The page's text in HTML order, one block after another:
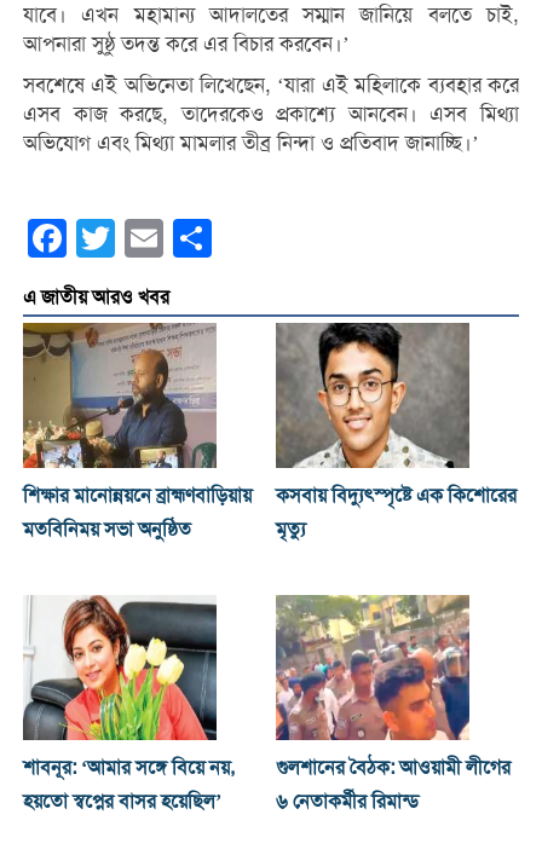
যাবে। এখন মহামান্য আদালতের সম্মান জানিয়ে বলতে চাই,
আপনারা সুষ্ঠু তদন্ত করে এর বিচার করবেন।’
সবশেষে এই অভিনেতা লিখেছেন, ‘যারা এই মহিলাকে ব্যবহার করে
এসব কাজ করছে, তাদেরকেও প্রকাশ্যে আনবেন। এসব মিথ্যা
অভিযোগ এবং মিথ্যা মামলার তীব্র নিন্দা ও প্রতিবাদ জানাচ্ছি।’
Facebook
Twitter Email
এ জাতীয় আরও খবর
শিক্ষার মানোন্নয়নে ব্রাহ্মণবাড়িয়ায়
মতবিনিময় সভা অনুষ্ঠিত
কসবায় বিদ্যুৎস্পৃষ্টে এক কিশোরের
মৃত্যু
শাবনূর: ‘আমার সঙ্গে বিয়ে নয়,
হয়তো স্বপ্নের বাসর হয়েছিল’
গুলশানের বৈঠক: আওয়ামী লীগের
৬ নেতাকর্মীর রিমান্ড